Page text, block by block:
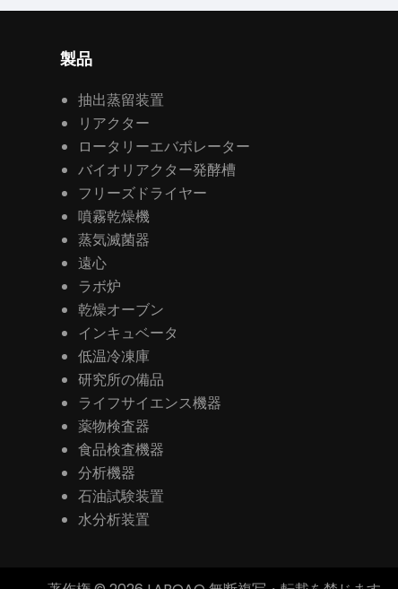
製品
抽出蒸留装置
リアクター
ロータリーエバポレーター
バイオリアクター発酵槽
フリーズドライヤー
噴霧乾燥機
蒸気滅菌器
遠心
ラボ炉
乾燥オーブン
インキュベータ
低温冷凍庫
研究所の備品
ライフサイエンス機器
薬物検査器
食品検査機器
分析機器
石油試験装置
水分析装置